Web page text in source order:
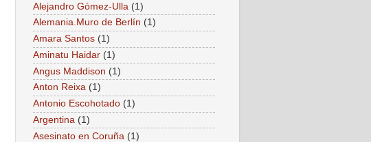
Alejandro Gómez-Ulla (1)
Alemania.Muro de Berlín (1)
Amara Santos (1)
Aminatu Haidar (1)
Angus Maddison (1)
Anton Reixa (1)
Antonio Escohotado (1)
Argentina (1)
Asesinato en Coruña (1)